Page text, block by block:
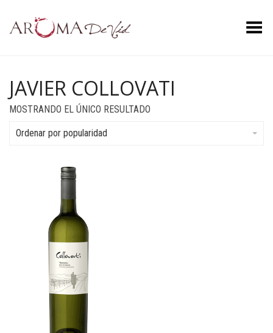
Menú
JAVIER COLLOVATI
MOSTRANDO EL ÚNICO RESULTADO
Ordenar por popularidad